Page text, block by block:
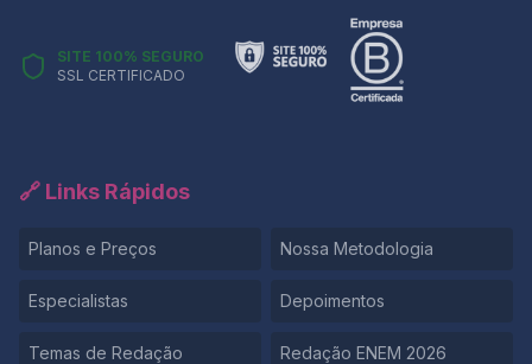
SITE 100% SEGURO
SSL CERTIFICADO
🔗 Links Rápidos
Planos e Preços Nossa Metodologia
Especialistas Depoimentos
Temas de Redação Redação ENEM 2026